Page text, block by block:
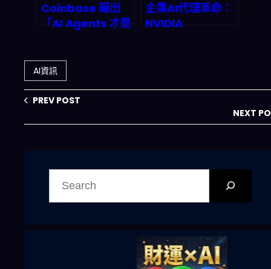
Coinbase 砸出
「AI Agents 才是
麼選、又該避開什
麼坑？
企業AI代理革命：
NVIDIA
AI資訊
PREV POST
NEXT